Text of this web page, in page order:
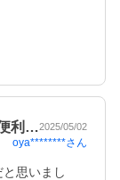
利…2025/05/02
oya********さん
思いまし